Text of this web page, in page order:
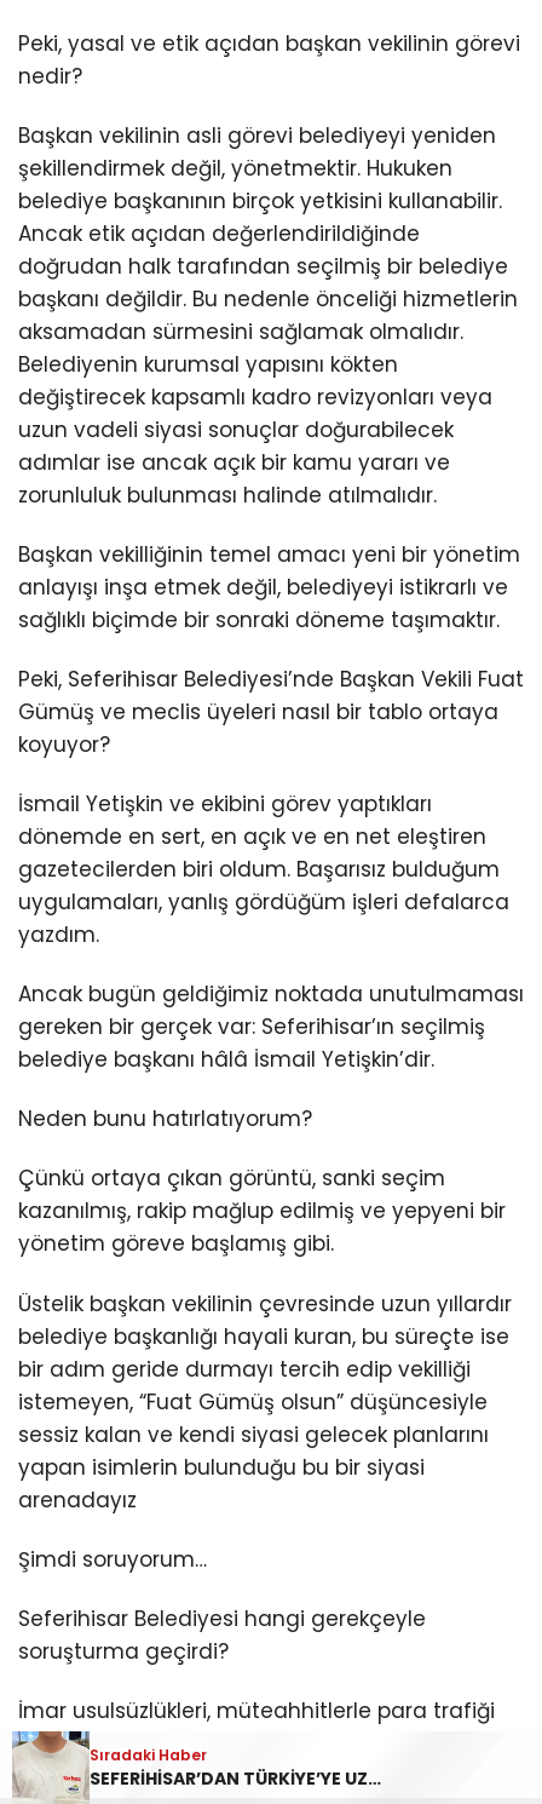
Sıradaki Haber
Atanmadan göreve soyunan başkan yardımcısı…
Peki, yasal ve etik açıdan başkan vekilinin görevi
nedir?
Başkan vekilinin asli görevi belediyeyi yeniden
şekillendirmek değil, yönetmektir. Hukuken
belediye başkanının birçok yetkisini kullanabilir.
Ancak etik açıdan değerlendirildiğinde
doğrudan halk tarafından seçilmiş bir belediye
başkanı değildir. Bu nedenle önceliği hizmetlerin
aksamadan sürmesini sağlamak olmalıdır.
Belediyenin kurumsal yapısını kökten
değiştirecek kapsamlı kadro revizyonları veya
uzun vadeli siyasi sonuçlar doğurabilecek
adımlar ise ancak açık bir kamu yararı ve
zorunluluk bulunması halinde atılmalıdır.
Başkan vekilliğinin temel amacı yeni bir yönetim
anlayışı inşa etmek değil, belediyeyi istikrarlı ve
sağlıklı biçimde bir sonraki döneme taşımaktır.
Peki, Seferihisar Belediyesi’nde Başkan Vekili Fuat
Gümüş ve meclis üyeleri nasıl bir tablo ortaya
koyuyor?
İsmail Yetişkin ve ekibini görev yaptıkları
dönemde en sert, en açık ve en net eleştiren
gazetecilerden biri oldum. Başarısız bulduğum
uygulamaları, yanlış gördüğüm işleri defalarca
yazdım.
Ancak bugün geldiğimiz noktada unutulmaması
gereken bir gerçek var: Seferihisar’ın seçilmiş
belediye başkanı hâlâ İsmail Yetişkin’dir.
Neden bunu hatırlatıyorum?
Çünkü ortaya çıkan görüntü, sanki seçim
kazanılmış, rakip mağlup edilmiş ve yepyeni bir
yönetim göreve başlamış gibi.
Üstelik başkan vekilinin çevresinde uzun yıllardır
belediye başkanlığı hayali kuran, bu süreçte ise
bir adım geride durmayı tercih edip vekilliği
istemeyen, “Fuat Gümüş olsun” düşüncesiyle
sessiz kalan ve kendi siyasi gelecek planlarını
yapan isimlerin bulunduğu bu bir siyasi
arenadayız
Şimdi soruyorum…
Seferihisar Belediyesi hangi gerekçeyle
soruşturma geçirdi?
İmar usulsüzlükleri, müteahhitlerle para trafiği
iddiaları ve rüşvet soruşturmaları nedeniyle…
Sıradaki Haber
SEFERİHİSAR’DAN TÜRKİYE’YE UZANAN LEZZET